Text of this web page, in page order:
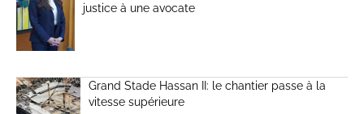
justice à une avocate
Grand Stade Hassan II: le chantier passe à la
vitesse supérieure